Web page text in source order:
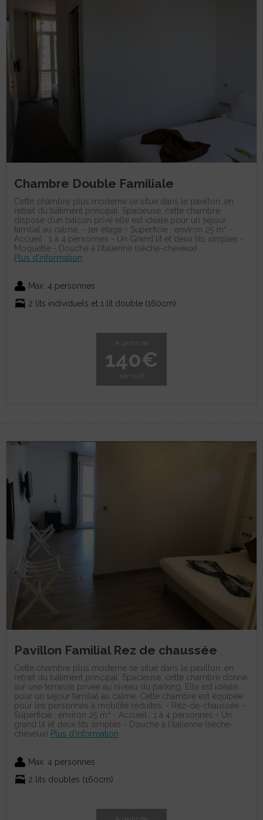
Chambre Double Familiale
Cette chambre plus moderne se situe dans le pavillon, en
retrait du bâtiment principal. Spacieuse, cette chambre
dispose d’un balcon privé elle est idéale pour un séjour
familial au calme. - 1er étage - Superficie : environ 25 m² -
Accueil : 1 à 4 personnes - Un Grand lit et deux lits simples -
Moquette - Douche à l’italienne (sèche-cheveux)
Plus d'information
Max. 4 personnes
2 lits individuels et 1 lit double (160cm)
A partir de
140€
par nuit
Pavillon Familial Rez de chaussée
Cette chambre plus moderne se situe dans le pavillon, en
retrait du bâtiment principal. Spacieuse, cette chambre donne
sur une terrasse privée au niveau du parking. Elle est idéale
pour un séjour familial au calme. Cette chambre est équipée
pour les personnes à mobilité réduites. - Rez-de-chaussée -
Superficie : environ 25 m² - Accueil : 1 à 4 personnes - Un
grand lit et deux lits simples - Douche à l’italienne (sèche-
cheveux) Plus d'information
Max. 4 personnes
2 lits doubles (160cm)